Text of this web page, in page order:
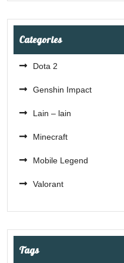
Categories
Dota 2
Genshin Impact
Lain – lain
Minecraft
Mobile Legend
Valorant
Tags